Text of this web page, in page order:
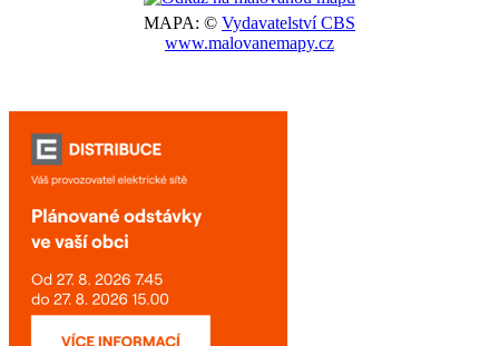
MAPA: © Vydavatelství CBS
www.malovanemapy.cz